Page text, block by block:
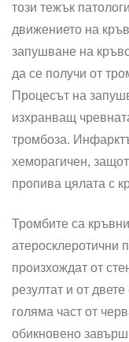
този тежък
движението на
запушване на
да се получи от
Процесът на
изхранващ
тромбоза.
хеморагичен,
пропива цялата с
Тромбите са
атеросклеротични
произхождат от
резултат и от
голяма част от
обикновено